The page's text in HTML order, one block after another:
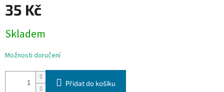
35 Kč
cena:
Skladem
Možnosti doručení
Přidat do košíku